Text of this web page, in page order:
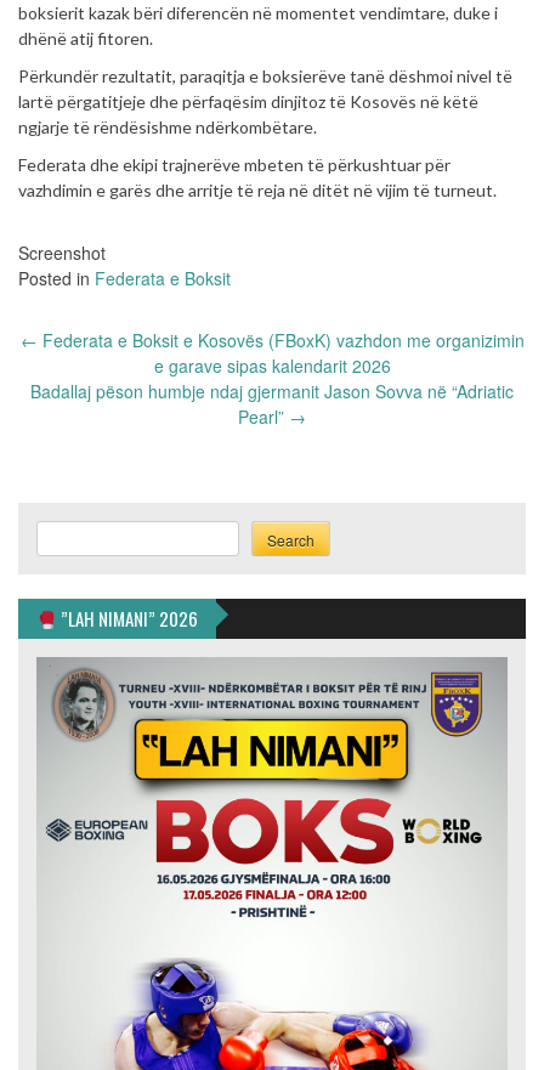
boksierit kazak bëri diferencën në momentet vendimtare, duke i
dhënë atij fitoren.
Përkundër rezultatit, paraqitja e boksierëve tanë dëshmoi nivel të
lartë përgatitjeje dhe përfaqësim dinjitoz të Kosovës në këtë
ngjarje të rëndësishme ndërkombëtare.
Federata dhe ekipi trajnerëve mbeten të përkushtuar për
vazhdimin e garës dhe arritje të reja në ditët në vijim të turneut.
Screenshot
Posted in Federata e Boksit
Post
← Federata e Boksit e Kosovës (FBoxK) vazhdon me organizimin
e garave sipas kalendarit 2026
Badallaj pëson humbje ndaj gjermanit Jason Sovva në “Adriatic
Pearl” →
Search
”LAH NIMANI” 2026